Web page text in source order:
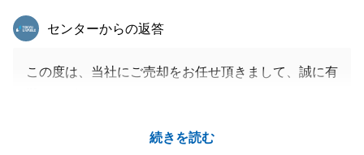
続きを読む
東急リバブル
センターからの返答
この度は、当社にご売却をお任せ頂きまして、誠に有
ず、その都度明確にお伝えし、ご相談しながら、無事